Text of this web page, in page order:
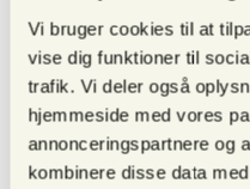
Vi bruger cookies til at
vise dig funktioner til
trafik. Vi deler også
hjemmeside med vores
annonceringspartnere og
kombinere disse data